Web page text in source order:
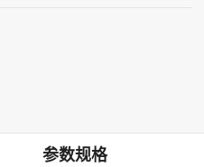
参数规格